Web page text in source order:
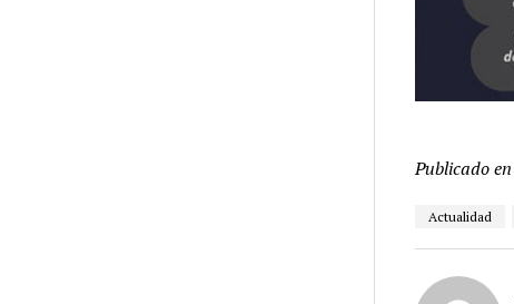
Publicado en
Actualidad